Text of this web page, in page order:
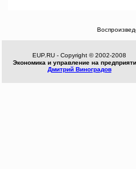
EUP.RU - Copyright © 2002-2008
Экономика и управление на
Дмитрий Виноградов